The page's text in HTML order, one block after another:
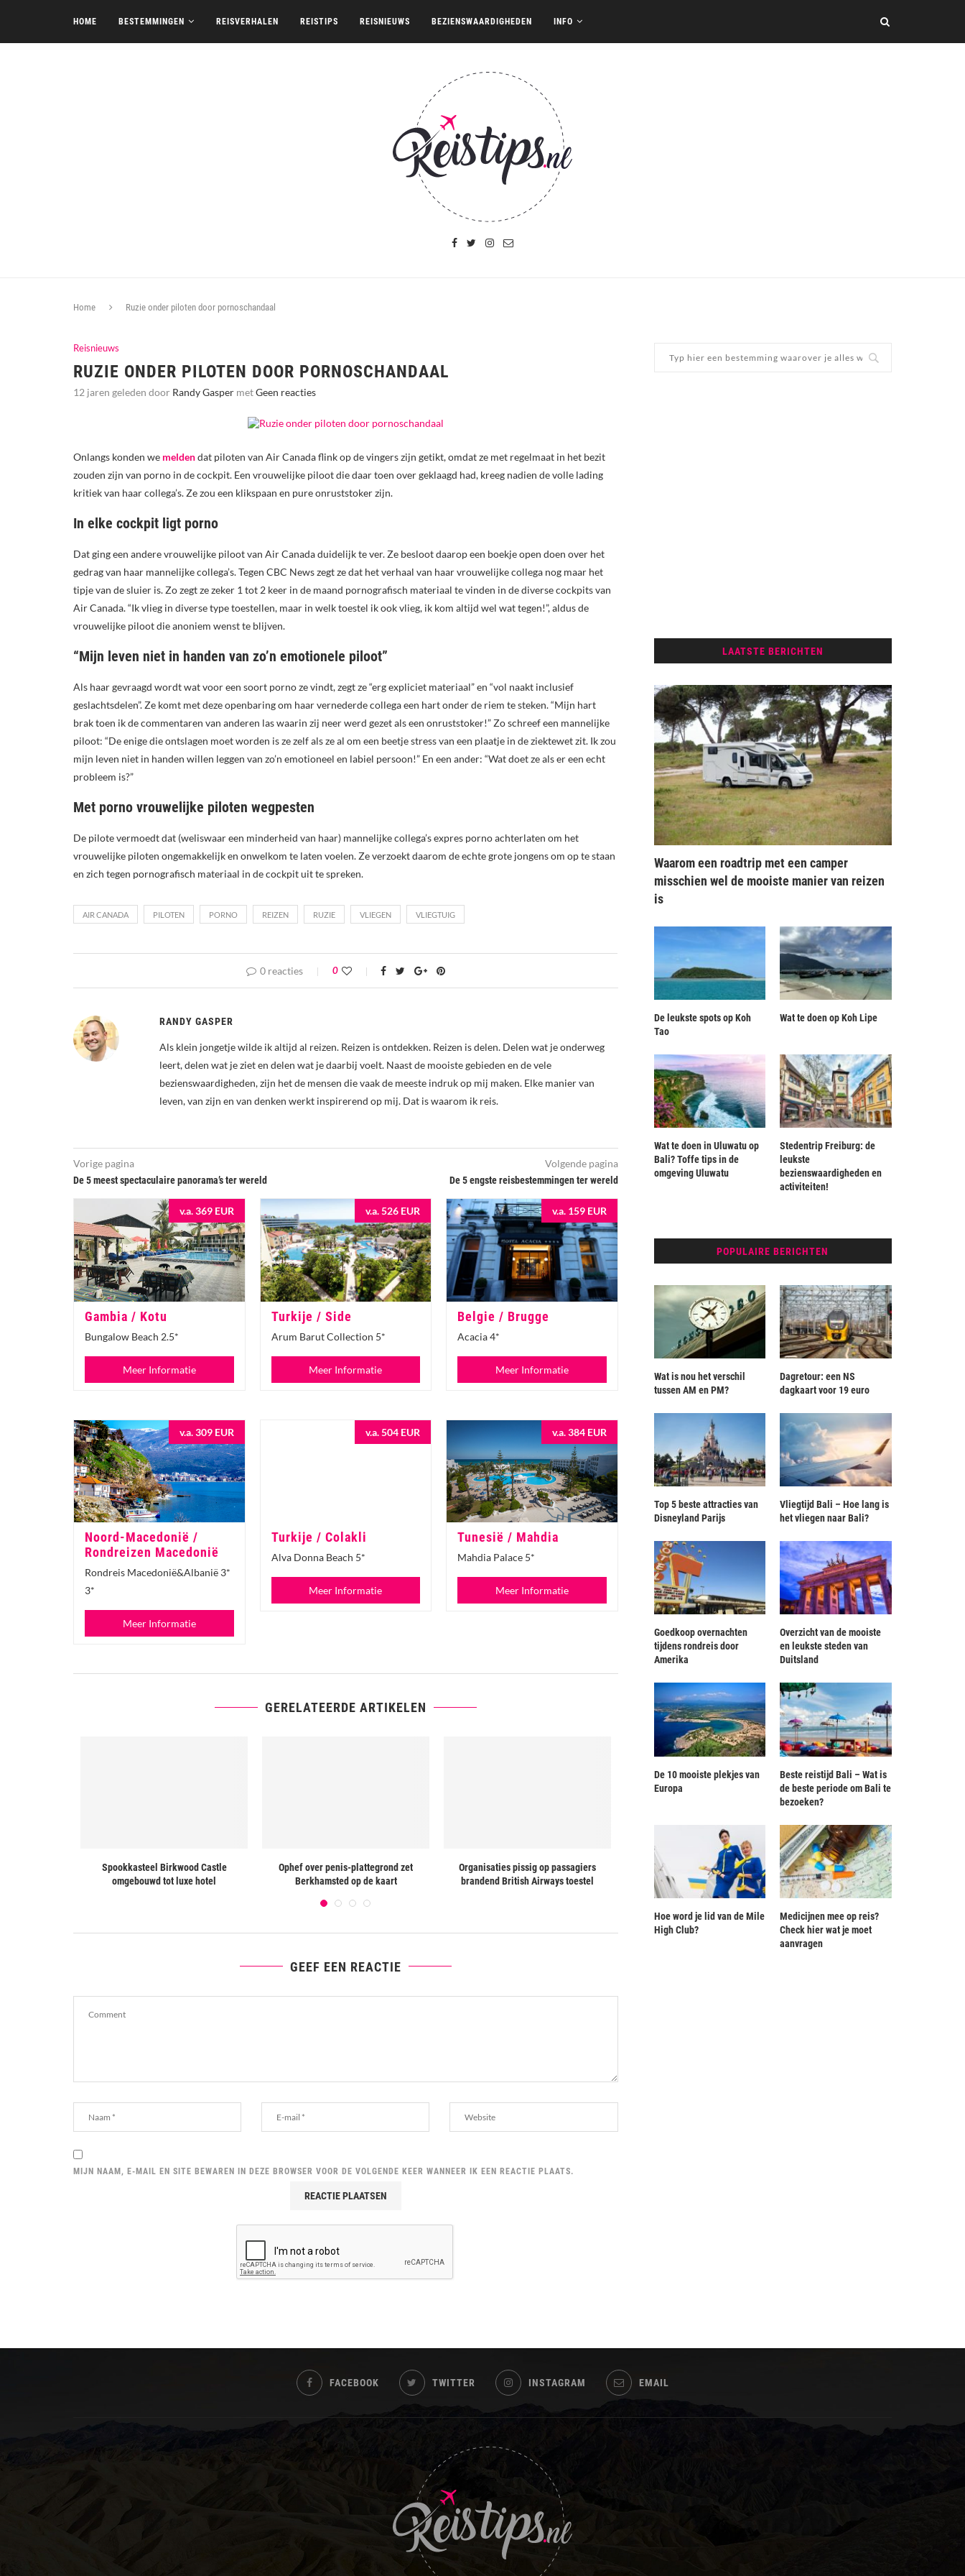
HOME BESTEMMINGEN REISVERHALEN REISTIPS REISNIEUWS BEZIENSWAARDIGHEDEN INFO
Home Ruzie onder piloten door pornoschandaal
Reisnieuws
RUZIE ONDER PILOTEN DOOR PORNOSCHANDAAL
12 jaren geleden door Randy Gasper metGeen reacties
Onlangs konden we meldendat piloten van Air Canada flink op de vingers zijn getikt, omdat ze met regelmaat in het bezit
zouden zijn van porno in de cockpit. Een vrouwelijke piloot die daar toen over geklaagd had, kreeg nadien de volle lading
kritiek van haar collega’s. Ze zou een klikspaan en pure onruststoker zijn.
In elke cockpit ligt porno
Dat ging een andere vrouwelijke piloot van Air Canada duidelijk te ver. Ze besloot daarop een boekje open doen over het
gedrag van haar mannelijke collega’s. Tegen CBC News zegt ze dat het verhaal van haar vrouwelijke collega nog maar het
tipje van de sluier is. Zo zegt ze zeker 1 tot 2 keer in de maand pornografisch materiaal te vinden in de diverse cockpits van
Air Canada. “Ik vlieg in diverse type toestellen, maar in welk toestel ik ook vlieg, ik kom altijd wel wat tegen!”, aldus de
vrouwelijke piloot die anoniem wenst te blijven.
“Mijn leven niet in handen van zo’n emotionele piloot”
Als haar gevraagd wordt wat voor een soort porno ze vindt, zegt ze “erg expliciet materiaal” en “vol naakt inclusief
geslachtsdelen”. Ze komt met deze openbaring om haar vernederde collega een hart onder de riem te steken. “Mijn hart
brak toen ik de commentaren van anderen las waarin zij neer werd gezet als een onruststoker!” Zo schreef een mannelijke
piloot: “De enige die ontslagen moet worden is ze zelf als ze al om een beetje stress van een plaatje in de ziektewet zit. Ik zou
mijn leven niet in handen willen leggen van zo’n emotioneel en labiel persoon!” En een ander: “Wat doet ze als er een echt
probleem is?”
Met porno vrouwelijke piloten wegpesten
De pilote vermoedt dat (weliswaar een minderheid van haar) mannelijke collega’s expres porno achterlaten om het
vrouwelijke piloten ongemakkelijk en onwelkom te laten voelen. Ze verzoekt daarom de echte grote jongens om op te staan
en zich tegen pornografisch materiaal in de cockpit uit te spreken.
AIR CANADA PILOTEN PORNO REIZEN RUZIE VLIEGEN VLIEGTUIG
0 reacties 0
RANDY GASPER
Als klein jongetje wilde ik altijd al reizen. Reizen is ontdekken. Reizen is delen. Delen wat je onderweg
leert, delen wat je ziet en delen wat je daarbij voelt. Naast de mooiste gebieden en de vele
bezienswaardigheden, zijn het de mensen die vaak de meeste indruk op mij maken. Elke manier van
leven, van zijn en van denken werkt inspirerend op mij. Dat is waarom ik reis.
Vorige pagina
De 5 meest spectaculaire panorama’s ter wereld
Volgende pagina
De 5 engste reisbestemmingen ter wereld
v.a. 369 EUR
Gambia / Kotu
Bungalow Beach 2.5*
Meer Informatie
v.a. 526 EUR
Turkije / Side
Arum Barut Collection 5*
Meer Informatie
v.a. 159 EUR
Belgie / Brugge
Acacia 4*
Meer Informatie
v.a. 309 EUR
Noord-Macedonië /
Rondreizen Macedonië
Rondreis Macedonië&Albanië 3*
3*
Meer Informatie
v.a. 504 EUR
Turkije / Colakli
Alva Donna Beach 5*
Meer Informatie
v.a. 384 EUR
Tunesië / Mahdia
Mahdia Palace 5*
Meer Informatie
GERELATEERDE ARTIKELEN
Spookkasteel Birkwood Castle
omgebouwd tot luxe hotel
Ophef over penis-plattegrond zet
Berkhamsted op de kaart
Organisaties pissig op passagiers
brandend British Airways toestel
Leven ontwaakt uit de dood van Death
Valley
Sky Lantern Festival door de ogen
8...
GEEF EEN REACTIE
MIJN NAAM, E-MAIL EN SITE BEWAREN IN DEZE BROWSER VOOR DE VOLGENDE KEER WANNEER IK EEN REACTIE PLAATS.
LAATSTE BERICHTEN
Waarom een roadtrip met een camper
misschien wel de mooiste manier van reizen
is
De leukste spots op Koh
Tao
Wat te doen op Koh Lipe
Wat te doen in Uluwatu op
Bali? Toffe tips in de
omgeving Uluwatu
Stedentrip Freiburg: de
leukste
bezienswaardigheden en
activiteiten!
POPULAIRE BERICHTEN
Wat is nou het verschil
tussen AM en PM?
Dagretour: een NS
dagkaart voor 19 euro
Top 5 beste attracties van
Disneyland Parijs
Vliegtijd Bali – Hoe lang is
het vliegen naar Bali?
Goedkoop overnachten
tijdens rondreis door
Amerika
Overzicht van de mooiste
en leukste steden van
Duitsland
De 10 mooiste plekjes van
Europa
Beste reistijd Bali – Wat is
de beste periode om Bali te
bezoeken?
Hoe word je lid van de Mile
High Club?
Medicijnen mee op reis?
Check hier wat je moet
aanvragen
FACEBOOK TWITTER INSTAGRAM EMAIL